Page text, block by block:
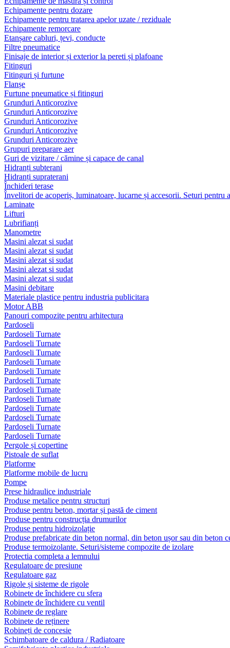
Echipamente pentru dozare
Echipamente pentru tratarea apelor uzate / reziduale
Echipamente remorcare
Etanșare cabluri, țevi, conducte
Filtre pneumatice
Finisaje de interior și exterior la pereti și plafoane
Fitinguri
Fitinguri și furtune
Flanșe
Furtune pneumatice și fitinguri
Grunduri Anticorozive
Grunduri Anticorozive
Grunduri Anticorozive
Grunduri Anticorozive
Grunduri Anticorozive
Grupuri preparare aer
Guri de vizitare / cămine și capace de canal
Hidranți subterani
Hidranți supraterani
Închideri terase
Învelitori de acoperiș, luminatoare, lucarne și accesorii. Seturi pentru
Laminate
Lifturi
Lubrifianți
Manometre
Masini alezat si sudat
Masini alezat si sudat
Masini alezat si sudat
Masini alezat si sudat
Masini alezat si sudat
Masini debitare
Materiale plastice pentru industria publicitara
Motor ABB
Panouri compozite pentru arhitectura
Pardoseli
Pardoseli Turnate
Pardoseli Turnate
Pardoseli Turnate
Pardoseli Turnate
Pardoseli Turnate
Pardoseli Turnate
Pardoseli Turnate
Pardoseli Turnate
Pardoseli Turnate
Pardoseli Turnate
Pardoseli Turnate
Pardoseli Turnate
Pergole și copertine
Pistoale de suflat
Platforme
Platforme mobile de lucru
Pompe
Prese hidraulice industriale
Produse metalice pentru structuri
Produse pentru beton, mortar și pastă de ciment
Produse pentru construcția drumurilor
Produse pentru hidroizolație
Produse prefabricate din beton normal, din beton ușor sau din beton
Produse termoizolante. Seturi/sisteme compozite de izolare
Protectia completa a lemnului
Regulatoare de presiune
Regulatoare gaz
Rigole și sisteme de rigole
Robinete de închidere cu sfera
Robinete de închidere cu ventil
Robinete de reglare
Robinete de reținere
Robineți de concesie
Schimbatoare de caldura / Radiatoare